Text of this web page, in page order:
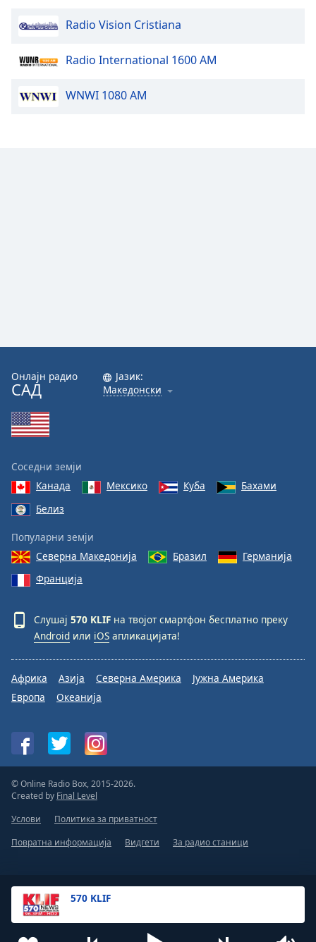
Family
Done
570 KLIF
Radio Vision Cristiana
Radio International 1600 AM
WNWI 1080 AM
Онлајн радио
САД
Јазик:
Македонски
Соседни земји
Канада
Мексико Куба
Бахами
Белиз
Популарни земји
Северна Македонија
Бразил
Германија
Франција
Слушај 570 KLIF на твојот смартфон бесплатно преку
Android или iOS апликацијата!
Африка Азија Северна Америка
Јужна Америка
Европа
Океанија
© Online Radio Box, 2015-2026.
Created by Final Level
Услови
Политика за приватност
Повратна информација
Видгети За радио станици